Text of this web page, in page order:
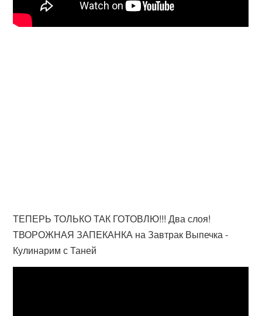
ТЕПЕРЬ ТОЛЬКО ТАК ГОТОВЛЮ!!! Два слоя!
ТВОРОЖНАЯ ЗАПЕКАНКА на Завтрак Выпечка -
Кулинарим с Таней